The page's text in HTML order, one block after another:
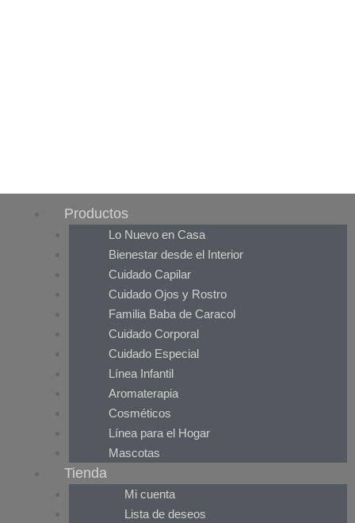
Productos
Lo Nuevo en Casa
Bienestar desde el Interior
Cuidado Capilar
Cuidado Ojos y Rostro
Familia Baba de Caracol
Cuidado Corporal
Cuidado Especial
Línea Infantil
Aromaterapia
Cosméticos
Línea para el Hogar
Mascotas
Tienda
Mi cuenta
Lista de deseos